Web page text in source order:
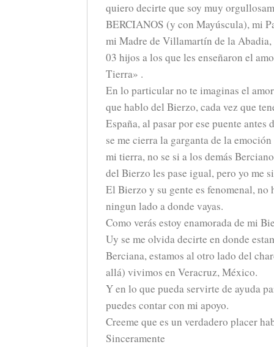
quiero decirte que soy muy
BERCIANOS (y con Mayúscula), mi
mi Madre de Villamartín de la
03 hijos a los que les enseñaron el
Tierra» .
En lo particular no te imaginas el
que hablo del Bierzo, cada vez que
España, al pasar por ese puente antes
se me cierra la garganta de la
mi tierra, no se si a los demás
del Bierzo les pase igual, pero yo me
El Bierzo y su gente es fenomenal, no
ningun lado a donde vayas.
Como verás estoy enamorada de mi
Uy se me olvida decirte en donde
Berciana, estamos al otro lado del
allá) vivimos en Veracruz, México.
Y en lo que pueda servirte de ayuda
puedes contar con mi apoyo.
Creeme que es un verdadero placer
Sinceramente